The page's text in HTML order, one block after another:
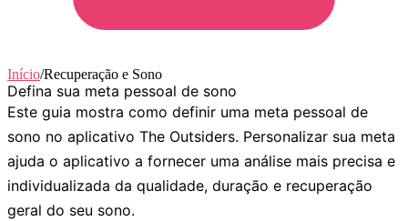
Início/Recuperação e Sono
Defina sua meta pessoal de sono
Este guia mostra como definir uma meta pessoal de
sono no aplicativo The Outsiders. Personalizar sua meta
ajuda o aplicativo a fornecer uma análise mais precisa e
individualizada da qualidade, duração e recuperação
geral do seu sono.